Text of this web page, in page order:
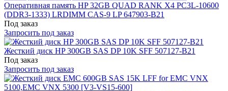
Оперативная память HP 32GB QUAD RANK X4 PC3L-10600
(DDR3-1333) LRDIMM CAS-9 LP 647903-B21
Под заказ
Запросить под заказ
Жесткий диск HP 300GB SAS DP 10K SFF 507127-B21
Под заказ
Запросить под заказ